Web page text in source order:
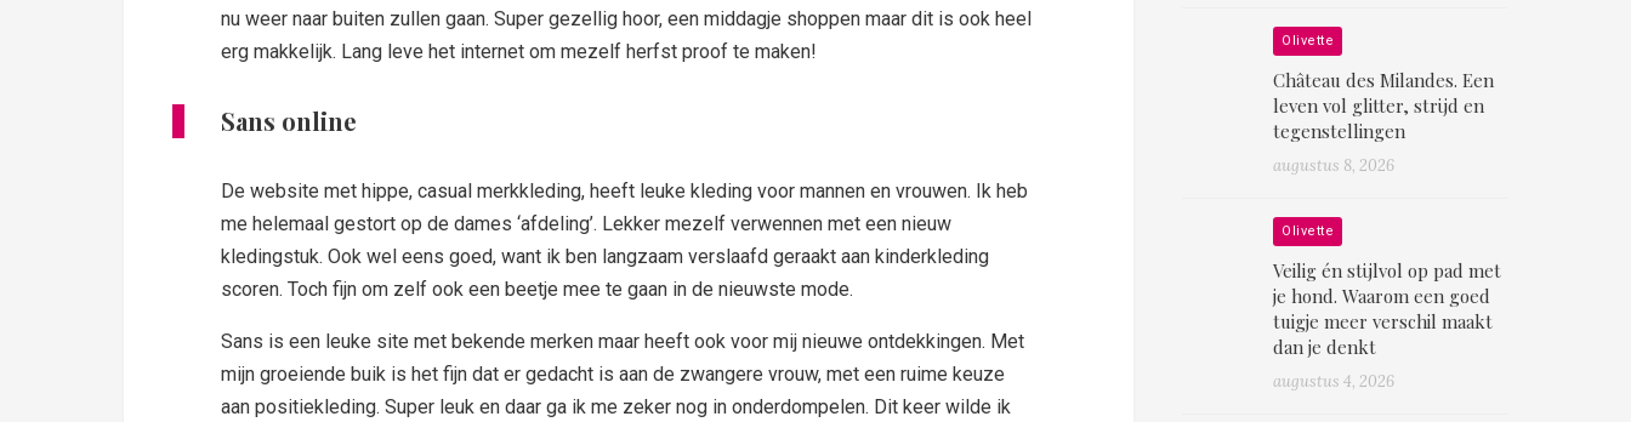
nu weer naar buiten zullen gaan. Super gezellig hoor, een middagje shoppen maar dit is ook heel
erg makkelijk. Lang leve het internet om mezelf herfst proof te maken!
Sans online
De website met hippe, casual merkkleding, heeft leuke kleding voor mannen en vrouwen. Ik heb
me helemaal gestort op de dames ‘afdeling’. Lekker mezelf verwennen met een nieuw
kledingstuk. Ook wel eens goed, want ik ben langzaam verslaafd geraakt aan kinderkleding
scoren. Toch fijn om zelf ook een beetje mee te gaan in de nieuwste mode.
Sans is een leuke site met bekende merken maar heeft ook voor mij nieuwe ontdekkingen. Met
mijn groeiende buik is het fijn dat er gedacht is aan de zwangere vrouw, met een ruime keuze
aan positiekleding. Super leuk en daar ga ik me zeker nog in onderdompelen. Dit keer wilde ik
Olivette
Château des Milandes. Een
leven vol glitter, strijd en
tegenstellingen
augustus 8, 2026
Olivette
Veilig én stijlvol op pad met
je hond. Waarom een goed
tuigje meer verschil maakt
dan je denkt
augustus 4, 2026